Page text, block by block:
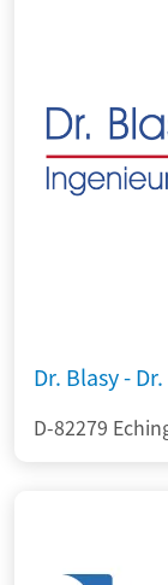
Dr. Blasy -
D-82279